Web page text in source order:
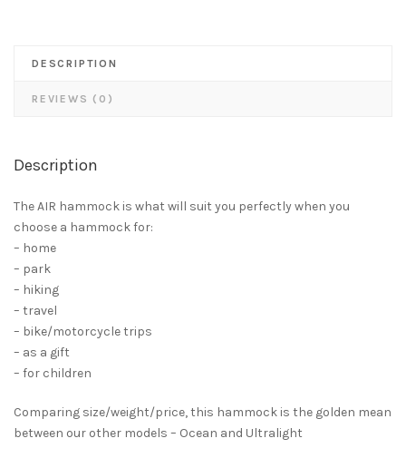
DESCRIPTION
REVIEWS (0)
Description
The AIR hammock is what will suit you perfectly when you
choose a hammock for:
– home
– park
– hiking
– travel
– bike/motorcycle trips
– as a gift
– for children
Comparing size/weight/price, this hammock is the golden mean
between our other models – Ocean and Ultralight